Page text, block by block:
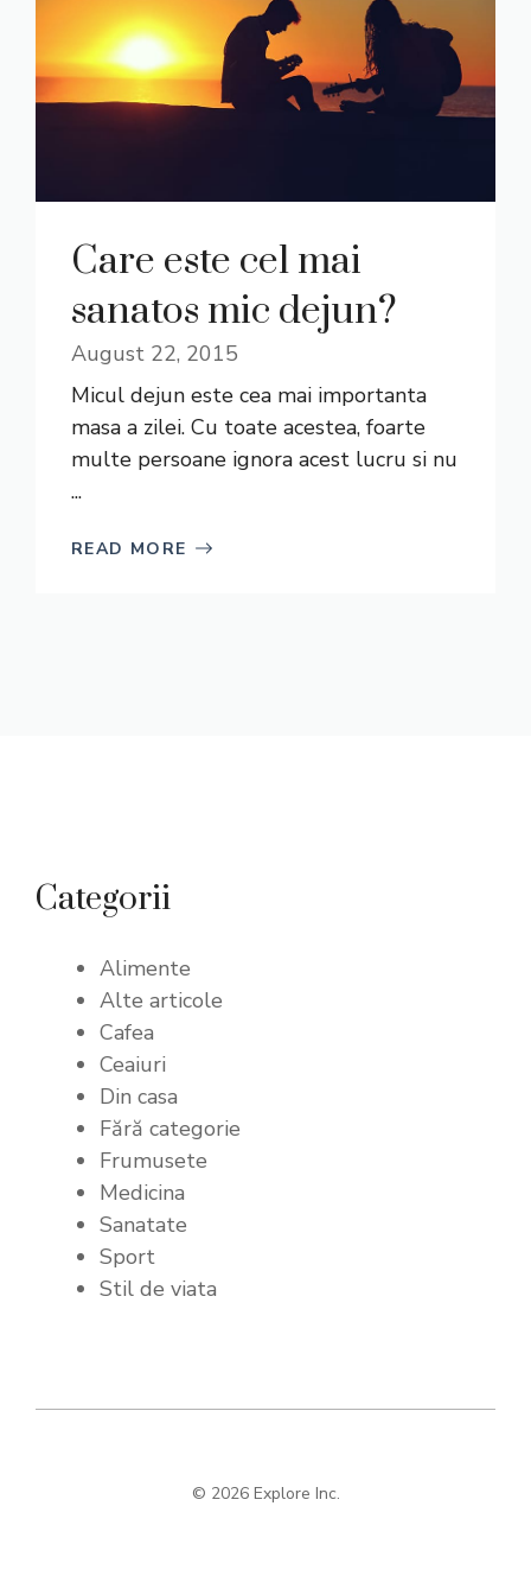
Care este cel mai
sanatos mic dejun?
August 22, 2015
Micul dejun este cea mai importanta
masa a zilei. Cu toate acestea, foarte
multe persoane ignora acest lucru si nu
...
READ MORE
Categorii
Alimente
Alte articole
Cafea
Ceaiuri
Din casa
Fără categorie
Frumusete
Medicina
Sanatate
Sport
Stil de viata
© 2026 Explore Inc.